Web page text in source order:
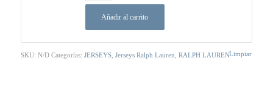
Limpiar
Añadir al carrito
SKU: N/D Categorías: JERSEYS, Jerseys Ralph Lauren RALPH LAUREN